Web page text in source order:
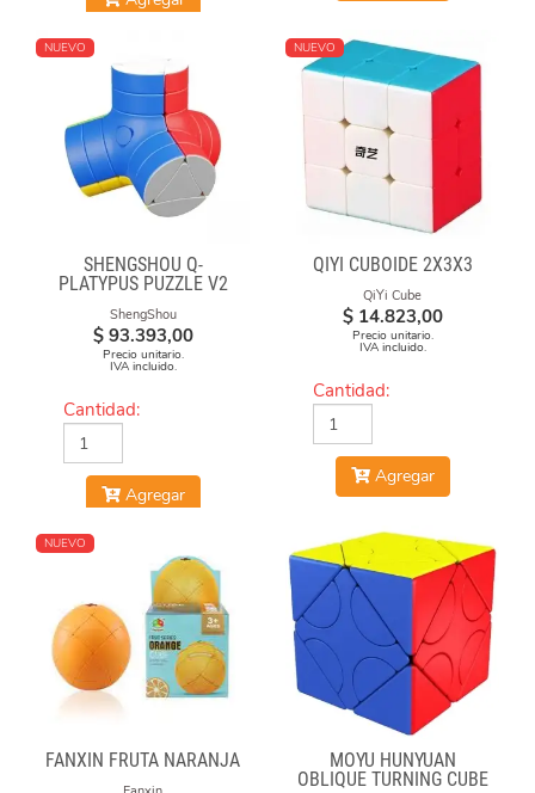
NUEVO
SHENGSHOU Q-
PLATYPUS PUZZLE V2
ShengShou
$ 93.393,00
Precio unitario.
IVA incluido.
Cantidad:
Agregar
NUEVO
QIYI CUBOIDE 2X3X3
QiYi Cube
$ 14.823,00
Precio unitario.
IVA incluido.
Cantidad:
Agregar
NUEVO
FANXIN FRUTA NARANJA
MOYU HUNYUAN
OBLIQUE TURNING CUBE